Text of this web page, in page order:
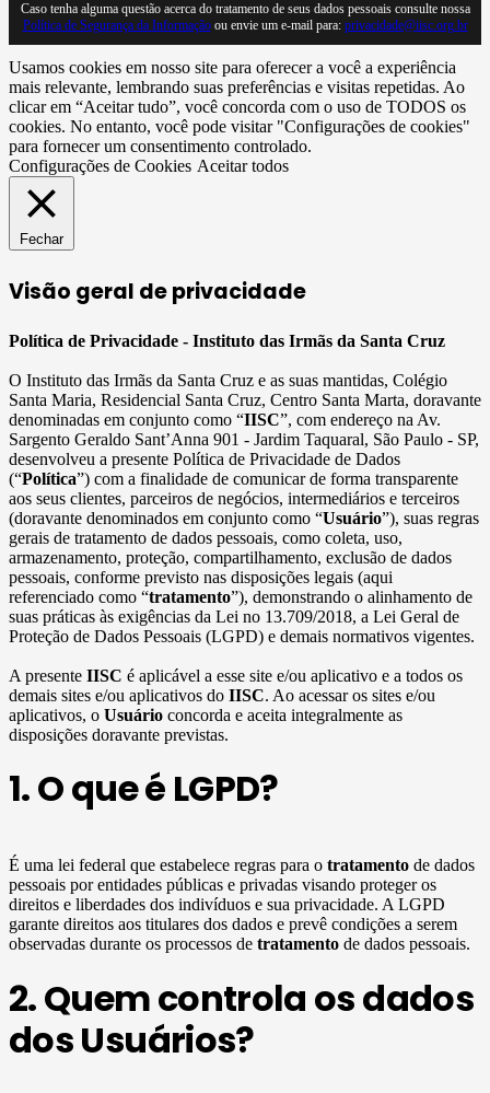
Caso tenha alguma questão acerca do tratamento de seus dados pessoais consulte nossa
Política de Segurança da Informaçãoou envie um e-mail para: privacidade@iisc.org.br
Usamos cookies em nosso site para oferecer a você a experiência
mais relevante, lembrando suas preferências e visitas repetidas. Ao
clicar em “Aceitar tudo”, você concorda com o uso de TODOS os
cookies. No entanto, você pode visitar "Configurações de cookies"
para fornecer um consentimento controlado.
Configurações de Cookies Aceitar todos
Fechar
Visão geral de privacidade
Política de Privacidade - Instituto das Irmãs da Santa Cruz
O Instituto das Irmãs da Santa Cruz e as suas mantidas, Colégio
Santa Maria, Residencial Santa Cruz, Centro Santa Marta, doravante
denominadas em conjunto como “IISC”, com endereço na Av.
Sargento Geraldo Sant’Anna 901 - Jardim Taquaral, São Paulo - SP,
desenvolveu a presente Política de Privacidade de Dados
(“Política”) com a finalidade de comunicar de forma transparente
aos seus clientes, parceiros de negócios, intermediários e terceiros
(doravante denominados em conjunto como “Usuário”), suas regras
gerais de tratamento de dados pessoais, como coleta, uso,
armazenamento, proteção, compartilhamento, exclusão de dados
pessoais, conforme previsto nas disposições legais (aqui
referenciado como “tratamento”), demonstrando o alinhamento de
suas práticas às exigências da Lei no 13.709/2018, a Lei Geral de
Proteção de Dados Pessoais (LGPD) e demais normativos vigentes.
A presente IISC é aplicável a esse site e/ou aplicativo e a todos os
demais sites e/ou aplicativos do IISC. Ao acessar os sites e/ou
aplicativos, o Usuário concorda e aceita integralmente as
disposições doravante previstas.
1. O que é LGPD?
É uma lei federal que estabelece regras para o tratamento de dados
pessoais por entidades públicas e privadas visando proteger os
direitos e liberdades dos indivíduos e sua privacidade. A LGPD
garante direitos aos titulares dos dados e prevê condições a serem
observadas durante os processos de tratamento de dados pessoais.
2. Quem controla os dados
dos Usuários?